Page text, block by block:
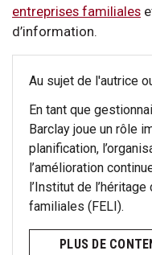
entreprises familiales
d’information.
Au sujet de l'autrice
En tant que
Barclay joue un rôle
planification,
l’amélioration
l’Institut de
familiales (FELI).
PLUS DE